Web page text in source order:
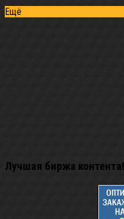
Ещё
Лучшая биржа контента!